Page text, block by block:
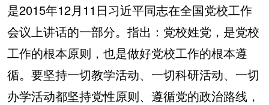
是2015年12月11日习近平同志在全国党校工作
会议上讲话的一部分。指出：党校姓党，是党校
工作的根本原则，也是做好党校工作的根本遵
循。要坚持一切教学活动、一切科研活动、一切
办学活动都坚持党性原则、遵循党的政治路线，